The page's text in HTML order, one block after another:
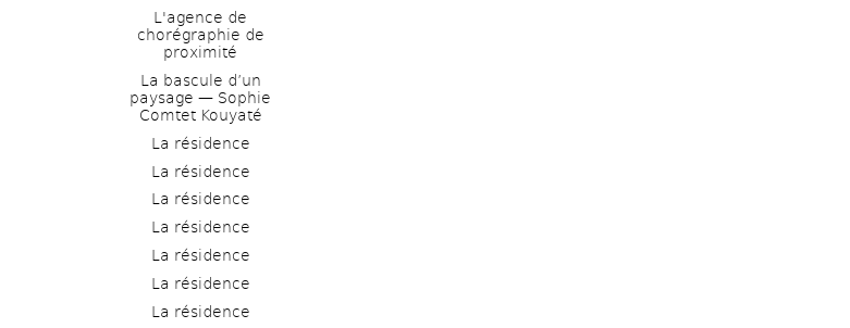
L'agence de
chorégraphie de
proximité
La bascule d’un
paysage — Sophie
Comtet Kouyaté
La résidence
La résidence
La résidence
La résidence
La résidence
La résidence
La résidence